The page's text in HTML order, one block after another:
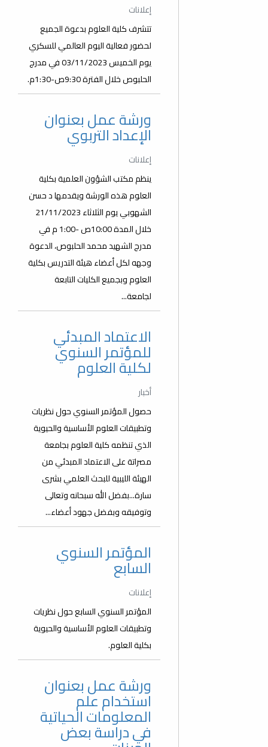
لحضور فعالية اليوم العالمي للسكري
يوم الخميس 03/11/2023 في مدرج
العلوم هذه الورشة ويقدمها د حسن
الشهوبي يوم الثلاثاء 21/11/2023
مدرج الشهيد محمد الحلبوص، الدعوة
وجهه لكل أعضاء هيئة التدريس بكلية
حصول المؤتمر السنوي حول نظريات
وتطبيقات العلوم الأساسية والحيوية
المؤتمر السنوي السابع حول نظريات
وتطبيقات العلوم الأساسية والحيوية